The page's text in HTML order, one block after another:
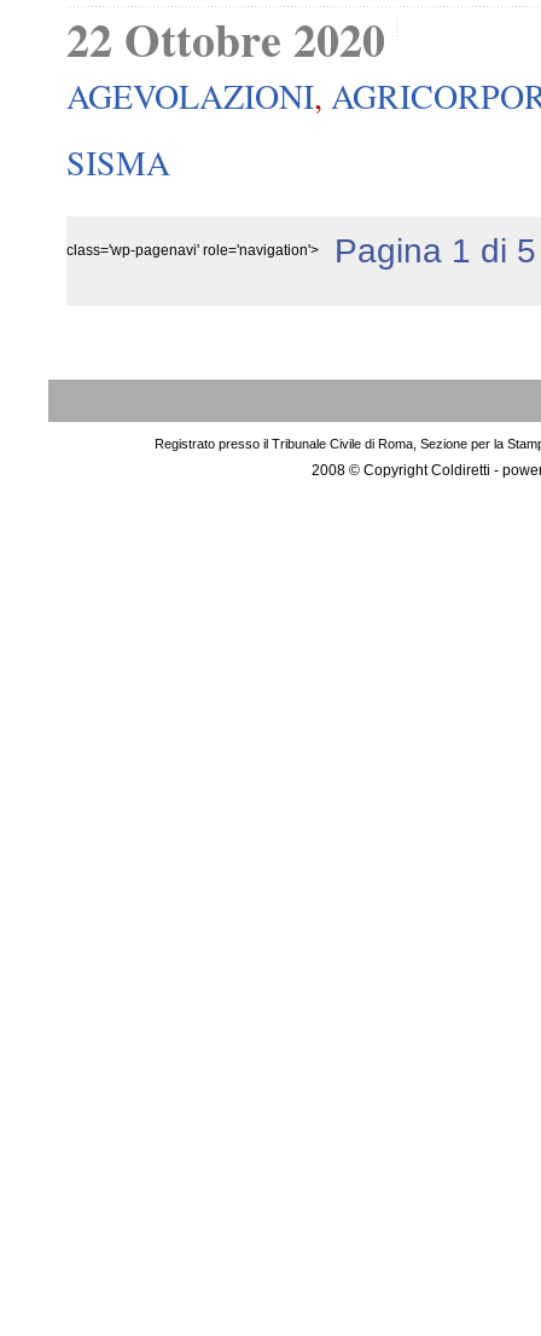
22 Ottobre 2020
AGEVOLAZIONI,
SISMA
class='wp-pagenavi' role='navigation'> Pagina 1 di 5
Registrato presso il Tribunale Civile di Roma, Sezione per la
2008 © Copyright Coldiretti -